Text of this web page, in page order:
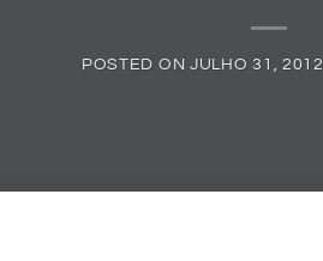
POSTED ON JULHO 31, 2012